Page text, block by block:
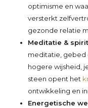
optimisme en
versterkt
gezonde relatie
Meditatie &
meditatie, gebed
hogere wijsheid,
steen opent het
ontwikkeling en
Energetische